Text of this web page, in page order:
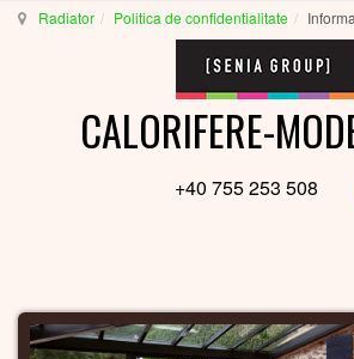
Radiator Politica de confidentialitate
CALORIFERE-
+40 755 253 508